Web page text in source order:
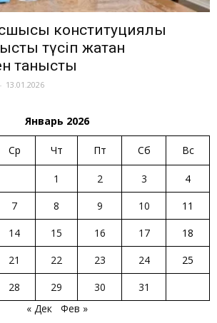
конституциялық
түсіп жатқан
танысты
- 13.01.2026
Январь 2026
Ср Чт Пт Сб Вс
1 2 3
4
7 8 9 10
11
14 15 16 17
18
21 22 23 24
25
28 29 30
31
« Дек
Фев »